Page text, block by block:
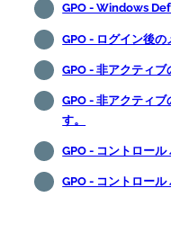
GPO - Windows
GPO - ログイン後の
GPO - 非アクティ
GPO - 非アクティブ
す。
GPO - コントロー
GPO - コントロー